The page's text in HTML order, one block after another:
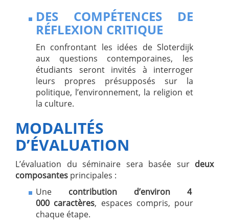
DES COMPÉTENCES DE
RÉFLEXION CRITIQUE
En confrontant les idées de Sloterdijk
aux questions contemporaines, les
étudiants seront invités à interroger
leurs propres présupposés sur la
politique, l’environnement, la religion et
la culture.
MODALITÉS
D’ÉVALUATION
L’évaluation du séminaire sera basée sur deux
composantes principales :
Une contribution d’environ 4
000 caractères, espaces compris, pour
chaque étape.